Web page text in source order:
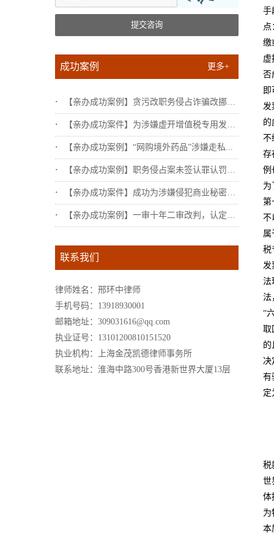
提交咨询
成功案例 更多+
【亲办成功案例】贪污改职务侵占诈骗改挪用...
【亲办成功案件】为涉嫌虚开增值税专用发票...
【亲办成功案例】“网购境外药品”涉嫌走私...
【亲办成功案例】职务侵占案未签认罪认罚，...
【亲办成功案件】成功为涉嫌侵犯商业秘密罪...
【亲办成功案例】一审十年二审改判，认定不...
联系我们
律师姓名：邢环中律师
手机号码：13918930001
邮箱地址：309031616@qq.com
执业证号：13101200810151520
执业机构：上海金茂凯德律师事务所
联系地址：淮海中路300号香港新世界大厦13层
手
点
缴
虚
否
发
的
不
存
例
为
第
不
属
税
发
法
法
“
取
的
决
有
定
税
世
体
为
本